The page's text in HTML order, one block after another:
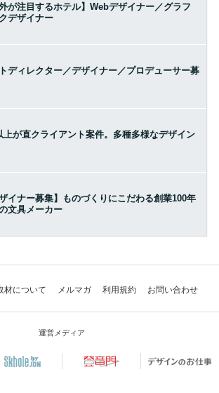
外が注目するホテル】Webデザイナー／グラフ
デザイナー
ディレクター／デザイナー／プロデューサー募
上が直クライアント案件。多種多様なデザイン
ザイナー募集】ものづくりにこだわる創業100年
文具メーカー
材について メルマガ 利用規約 お問い合わせ
運営メディア